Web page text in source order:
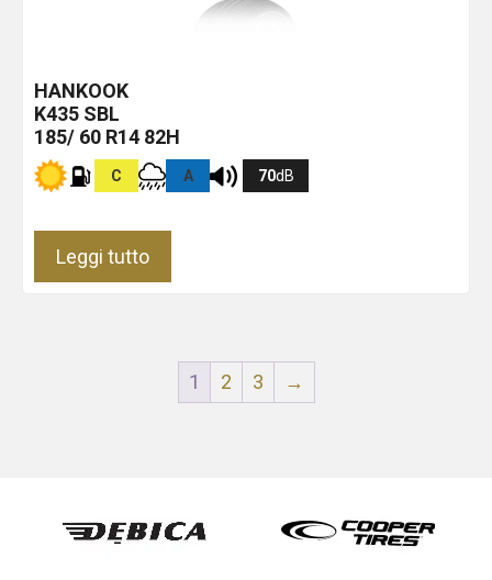
HANKOOK
K435 SBL
185/ 60 R14 82H
C A 70dB
Leggi tutto
1 2 3 →